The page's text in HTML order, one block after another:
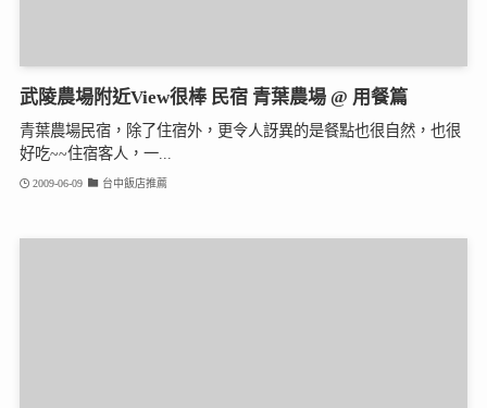
武陵農場附近View很棒 民宿 青葉農場 @ 用餐篇
青葉農場民宿，除了住宿外，更令人訝異的是餐點也很自然，也很
好吃~~住宿客人，一...
2009-06-09 台中飯店推薦